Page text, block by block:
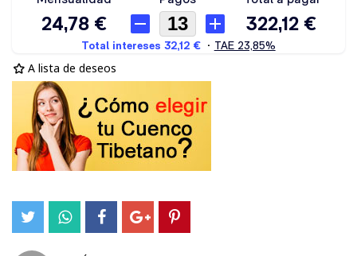
A lista de deseos